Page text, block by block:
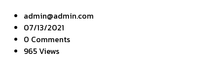
admin@admin.com
07/13/2021
0 Comments
965 Views